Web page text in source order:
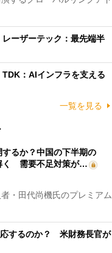
レーザーテック：最先端半
TDK：AIインフラを支える
一覧を見る
るか？中国の下半期の
く 需要不足対策が…
・田代尚機氏のプレミアム
するのか？ 米財務長官が